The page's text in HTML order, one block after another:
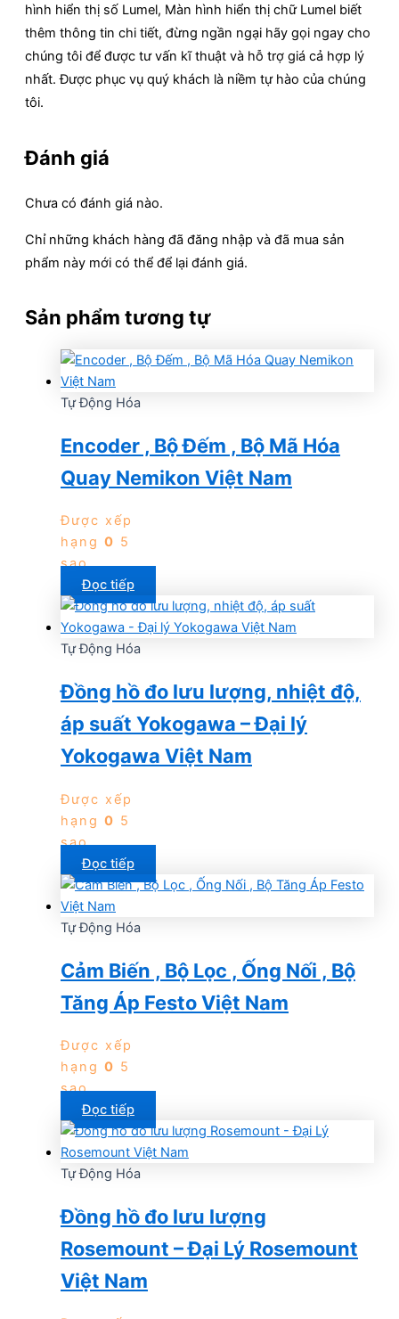
hình hiển thị số Lumel, Màn hình hiển thị chữ Lumel biết
thêm thông tin chi tiết, đừng ngần ngại hãy gọi ngay cho
chúng tôi để được tư vấn kĩ thuật và hỗ trợ giá cả hợp lý
nhất. Được phục vụ quý khách là niềm tự hào của chúng
tôi.
Đánh giá
Chưa có đánh giá nào.
Chỉ những khách hàng đã đăng nhập và đã mua sản
phẩm này mới có thể để lại đánh giá.
Sản phẩm tương tự
Tự Động Hóa
Encoder , Bộ Đếm , Bộ Mã Hóa
Quay Nemikon Việt Nam
Được xếp
hạng 0 5
sao
Đọc tiếp
Tự Động Hóa
Đồng hồ đo lưu lượng, nhiệt độ,
áp suất Yokogawa – Đại lý
Yokogawa Việt Nam
Được xếp
hạng 0 5
sao
Đọc tiếp
Tự Động Hóa
Cảm Biến , Bộ Lọc , Ống Nối , Bộ
Tăng Áp Festo Việt Nam
Được xếp
hạng 0 5
sao
Đọc tiếp
Tự Động Hóa
Đồng hồ đo lưu lượng
Rosemount – Đại Lý Rosemount
Việt Nam